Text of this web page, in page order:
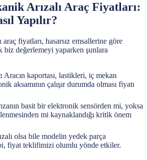
Arızalı Araç Fiyatları:
Yapılır?
fiyatları, hasarsız emsallerine göre
biz değerlemeyi yaparken şunlara
Aracın kaportası, lastikleri, iç mekan
aksamının çalışır durumda olması fiyatı
basit bir elektronik sensörden mi, yoksa
mi kaynaklandığı kritik önem
olsa bile modelin yedek parça
fiyat teklifimizi olumlu yönde etkiler.